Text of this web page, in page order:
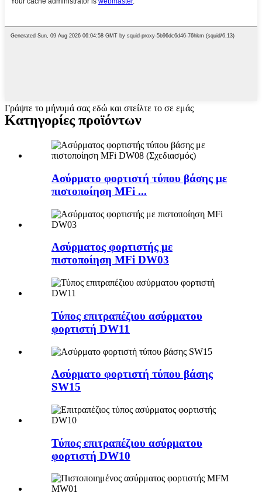
Γράψτε το μήνυμά σας εδώ και στείλτε το σε εμάς
Κατηγορίες προϊόντων
Ασύρματο φορτιστή τύπου βάσης με
πιστοποίηση MFi ...
Ασύρματος φορτιστής με
πιστοποίηση MFi DW03
Τύπος επιτραπέζιου ασύρματου
φορτιστή DW11
Ασύρματο φορτιστή τύπου βάσης
SW15
Τύπος επιτραπέζιου ασύρματου
φορτιστή DW10